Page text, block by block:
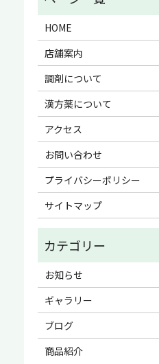
HOME
店舗案内
調剤について
漢方薬について
アクセス
お問い合わせ
プライバシーポリシー
サイトマップ
お知らせ
ギャラリー
ブログ
商品紹介